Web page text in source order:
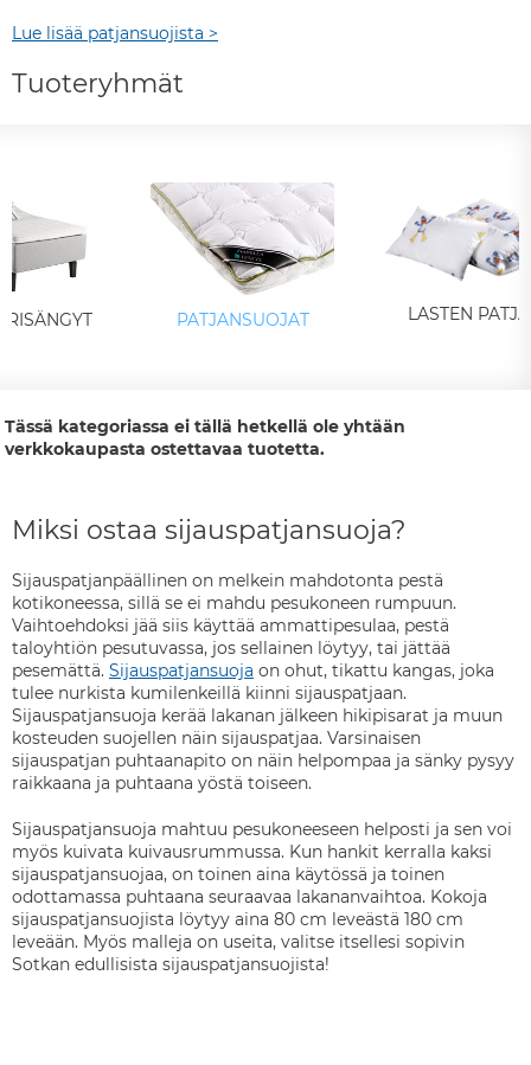
Lue lisää patjansuojista >
Tuoteryhmät
PATJANSUOJAT LASTEN
Tässä kategoriassa ei tällä hetkellä ole yhtään
verkkokaupasta ostettavaa tuotetta.
Miksi ostaa sijauspatjansuoja?
Sijauspatjanpäällinen on melkein mahdotonta pestä
kotikoneessa, sillä se ei mahdu pesukoneen rumpuun.
Vaihtoehdoksi jää siis käyttää ammattipesulaa, pestä
taloyhtiön pesutuvassa, jos sellainen löytyy, tai jättää
pesemättä. Sijauspatjansuoja on ohut, tikattu kangas, joka
tulee nurkista kumilenkeillä kiinni sijauspatjaan.
Sijauspatjansuoja kerää lakanan jälkeen hikipisarat ja muun
kosteuden suojellen näin sijauspatjaa. Varsinaisen
sijauspatjan puhtaanapito on näin helpompaa ja sänky pysyy
raikkaana ja puhtaana yöstä toiseen.
Sijauspatjansuoja mahtuu pesukoneeseen helposti ja sen voi
myös kuivata kuivausrummussa. Kun hankit kerralla kaksi
sijauspatjansuojaa, on toinen aina käytössä ja toinen
odottamassa puhtaana seuraavaa lakananvaihtoa. Kokoja
sijauspatjansuojista löytyy aina 80 cm leveästä 180 cm
leveään. Myös malleja on useita, valitse itsellesi sopivin
Sotkan edullisista sijauspatjansuojista!